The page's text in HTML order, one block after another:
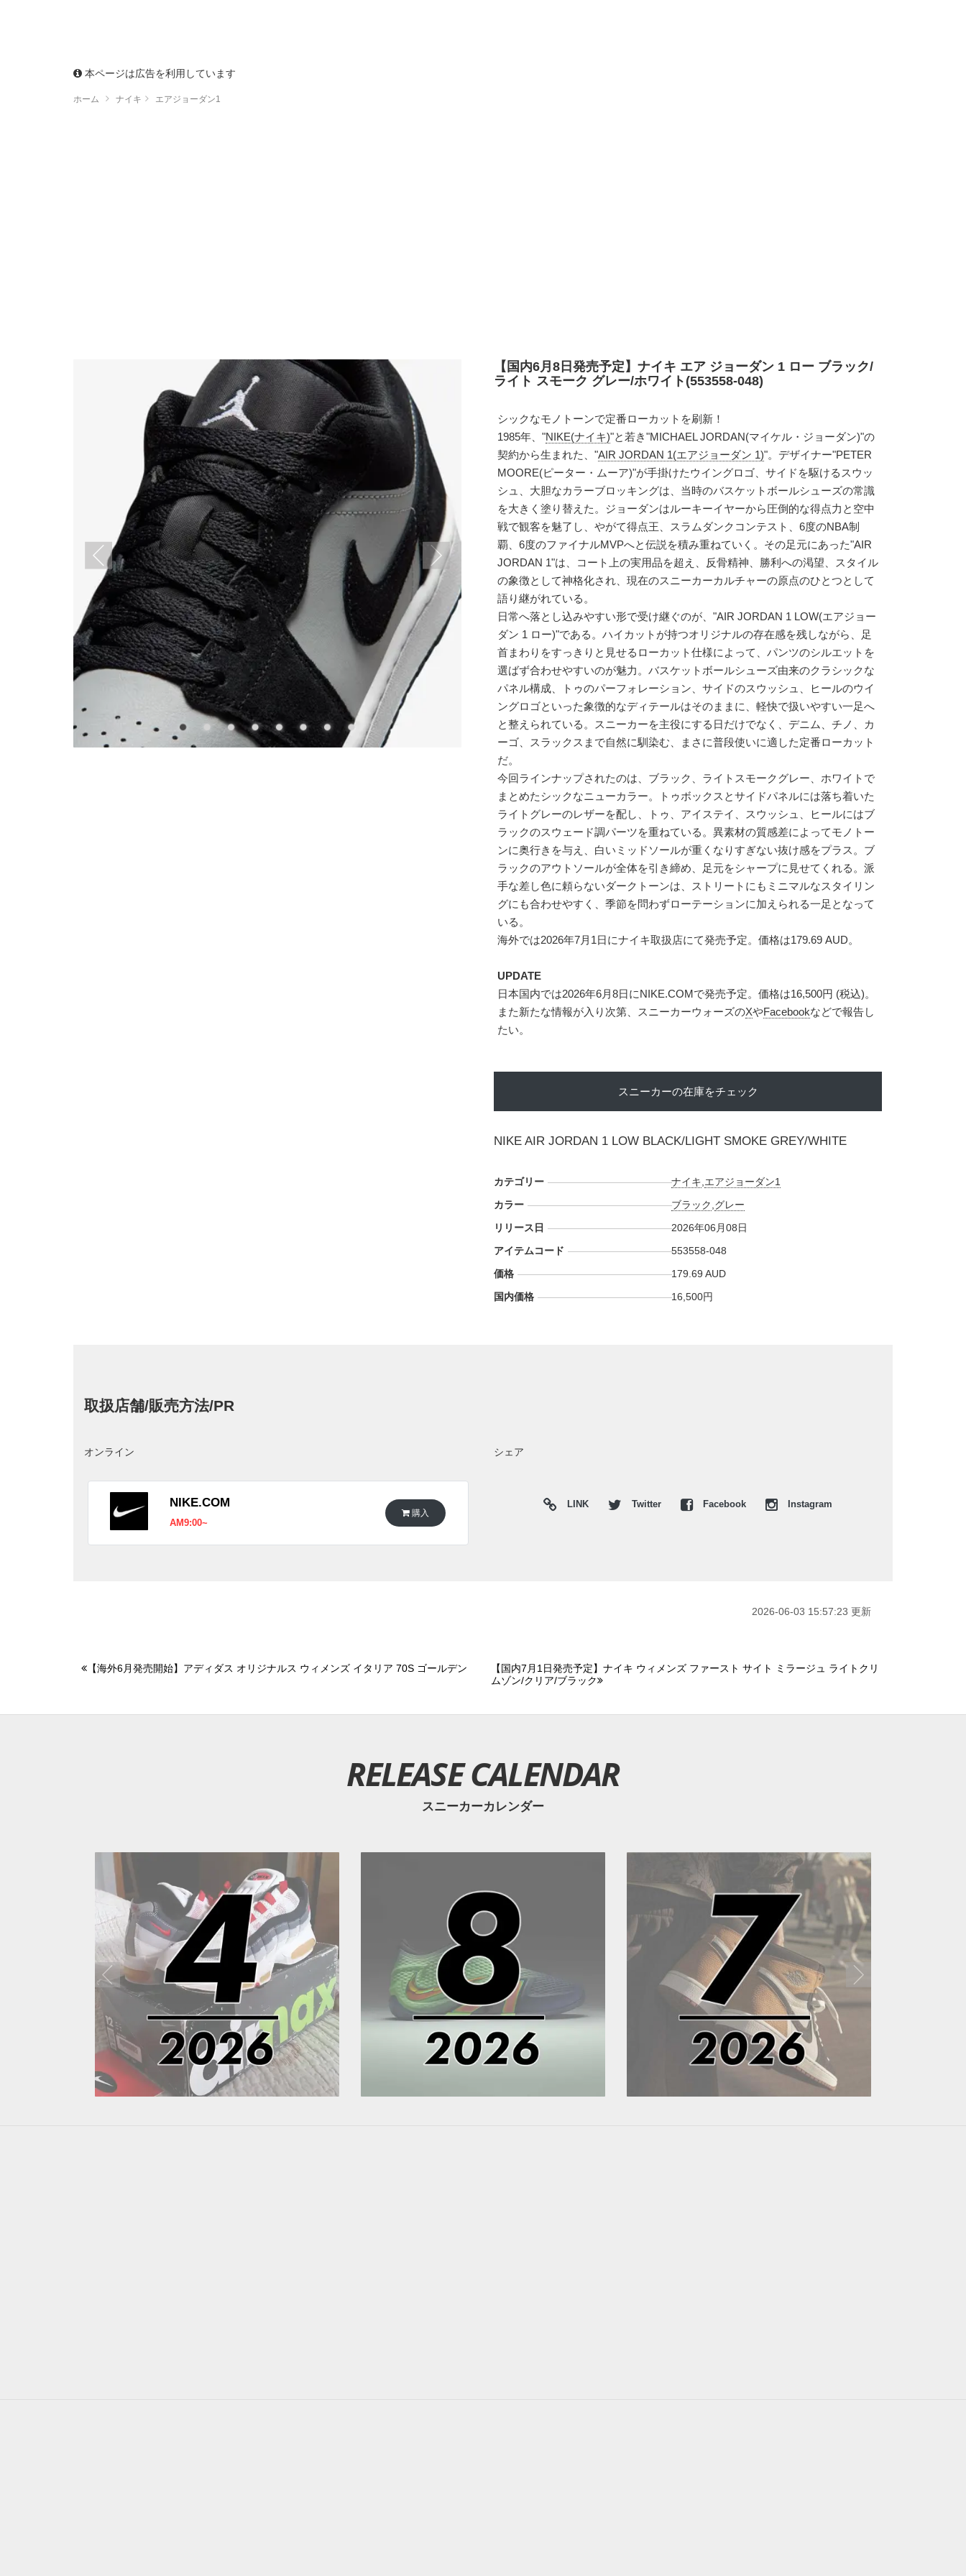
本ページは広告を利用しています
ホーム ナイキ エアジョーダン1
【国内6月8日発売予定】ナイキ エア ジョーダン 1 ロー ブラック/
ライト スモーク グレー/ホワイト(553558-048)
シックなモノトーンで定番ローカットを刷新！
1985年、"NIKE(ナイキ)"と若き"MICHAEL JORDAN(マイケル・ジョーダン)"の
契約から生まれた、"AIR JORDAN 1(エアジョーダン 1)"。デザイナー"PETER
MOORE(ピーター・ムーア)"が手掛けたウイングロゴ、サイドを駆けるスウッ
シュ、大胆なカラーブロッキングは、当時のバスケットボールシューズの常識
を大きく塗り替えた。ジョーダンはルーキーイヤーから圧倒的な得点力と空中
戦で観客を魅了し、やがて得点王、スラムダンクコンテスト、6度のNBA制
覇、6度のファイナルMVPへと伝説を積み重ねていく。その足元にあった"AIR
JORDAN 1"は、コート上の実用品を超え、反骨精神、勝利への渇望、スタイル
の象徴として神格化され、現在のスニーカーカルチャーの原点のひとつとして
語り継がれている。
日常へ落とし込みやすい形で受け継ぐのが、"AIR JORDAN 1 LOW(エアジョー
ダン 1 ロー)"である。ハイカットが持つオリジナルの存在感を残しながら、足
首まわりをすっきりと見せるローカット仕様によって、パンツのシルエットを
選ばず合わせやすいのが魅力。バスケットボールシューズ由来のクラシックな
パネル構成、トゥのパーフォレーション、サイドのスウッシュ、ヒールのウイ
ングロゴといった象徴的なディテールはそのままに、軽快で扱いやすい一足へ
と整えられている。スニーカーを主役にする日だけでなく、デニム、チノ、カ
ーゴ、スラックスまで自然に馴染む、まさに普段使いに適した定番ローカット
だ。
今回ラインナップされたのは、ブラック、ライトスモークグレー、ホワイトで
まとめたシックなニューカラー。トゥボックスとサイドパネルには落ち着いた
ライトグレーのレザーを配し、トゥ、アイステイ、スウッシュ、ヒールにはブ
ラックのスウェード調パーツを重ねている。異素材の質感差によってモノトー
ンに奥行きを与え、白いミッドソールが重くなりすぎない抜け感をプラス。ブ
ラックのアウトソールが全体を引き締め、足元をシャープに見せてくれる。派
手な差し色に頼らないダークトーンは、ストリートにもミニマルなスタイリン
グにも合わせやすく、季節を問わずローテーションに加えられる一足となって
いる。
海外では2026年7月1日にナイキ取扱店にて発売予定。価格は179.69 AUD。
UPDATE
日本国内では2026年6月8日にNIKE.COMで発売予定。価格は16,500円 (税込)。
また新たな情報が入り次第、スニーカーウォーズのXやFacebookなどで報告し
たい。
スニーカーの在庫をチェック
NIKE AIR JORDAN 1 LOW BLACK/LIGHT SMOKE GREY/WHITE
カテゴリー ナイキ エアジョーダン1
カラー
ブラック グレー
リリース日
2026年06月08日
アイテムコード
553558-048
価格
179.69 AUD
国内価格
16,500円
取扱店舗/販売方法/PR
オンライン
NIKE.COM
AM9:00~
購入
シェア
LINK Twitter Facebook Instagram
2026-06-03 15:57:23 更新
【海外6月発売開始】アディダス オリジナルス ウィメンズ イタリア 70S ゴールデン
【国内7月1日発売予定】ナイキ ウィメンズ ファースト サイト ミラージュ ライトクリ
ムゾン/クリア/ブラック
RELEASE CALENDAR
スニーカーカレンダー